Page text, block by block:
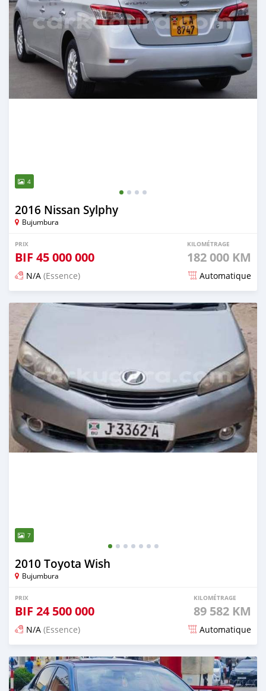
4
2016 Nissan Sylphy
Bujumbura
PRIX
BIF 45 000 000
KILOMÉTRAGE
182 000 KM
N/A (Essence) Automatique
Publié il y a 12 mois
7
2010 Toyota Wish
Bujumbura
PRIX
BIF 24 500 000
KILOMÉTRAGE
89 582 KM
N/A (Essence) Automatique
Publié il y a 12 mois